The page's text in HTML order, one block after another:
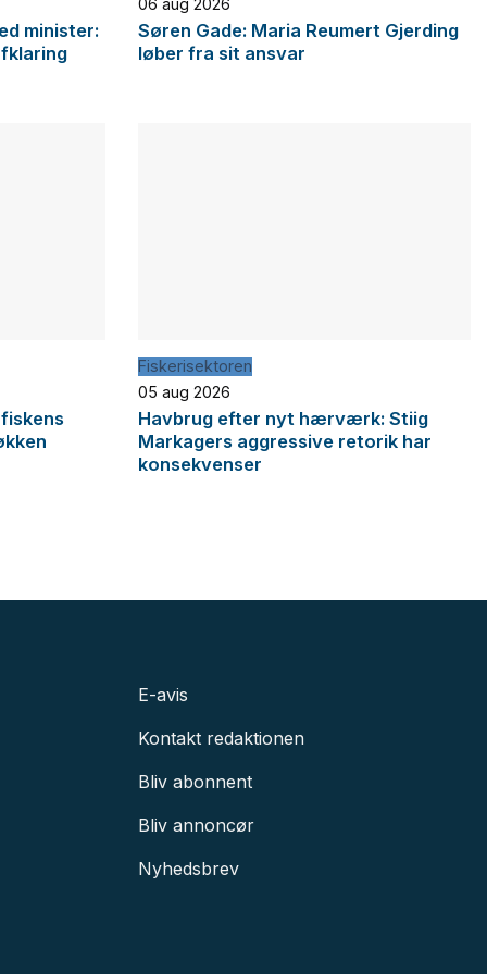
minister:
Søren Gade: Maria Reumert Gjerding
løber fra sit ansvar
Fiskerisektoren
05 aug 2026
Havbrug efter nyt hærværk: Stiig
Markagers aggressive retorik har
konsekvenser
E-avis
Kontakt redaktionen
Bliv abonnent
Bliv annoncør
Nyhedsbrev